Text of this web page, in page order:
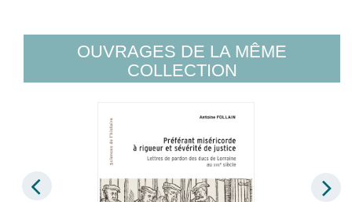
OUVRAGES DE LA MÊME
COLLECTION